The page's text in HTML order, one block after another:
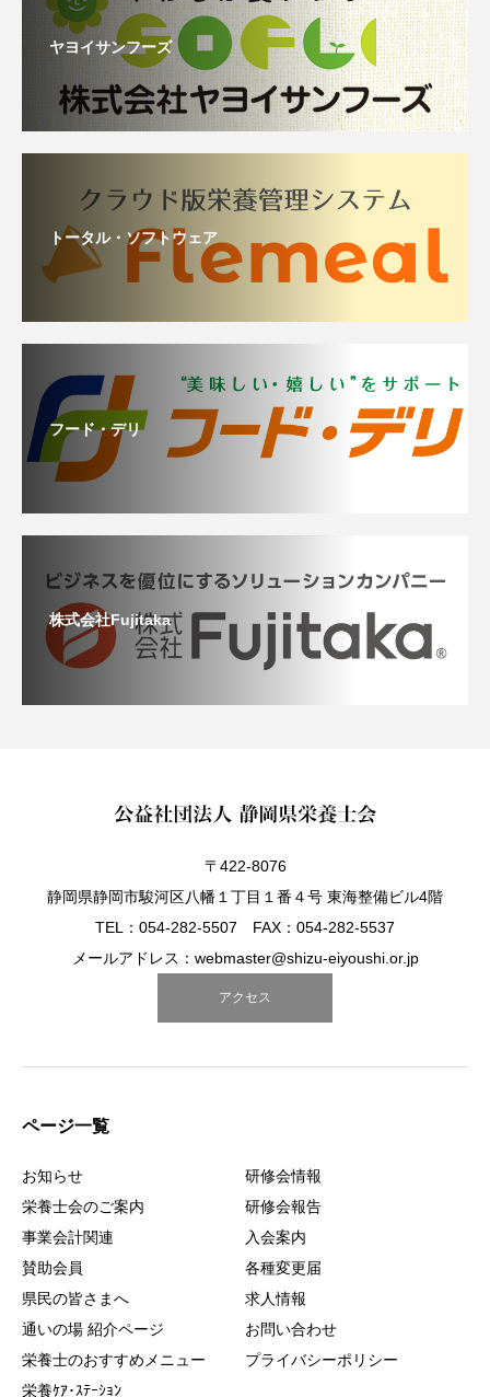
ヤヨイサンフーズ
トータル・ソフトウェア
フード・デリ
株式会社Fujitaka
〒422-8076
静岡県静岡市駿河区八幡１丁目１番４号 東海整備ビル4階
TEL：054-282-5507 FAX：054-282-5537
メールアドレス：webmaster@shizu-eiyoushi.or.jp
アクセス
ページ一覧
お知らせ
栄養士会のご案内
事業会計関連
賛助会員
県民の皆さまへ
通いの場 紹介ページ
栄養士のおすすめメニュー
栄養ｹｱ･ｽﾃｰｼｮﾝ
研修会情報
研修会報告
入会案内
各種変更届
求人情報
お問い合わせ
プライバシーポリシー